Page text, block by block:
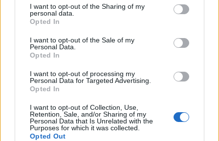
I want to opt-out of the Sharing of my
personal data.
Opted In
I want to opt-out of the Sale of my
Personal Data.
Opted In
I want to opt-out of processing my
Personal Data for Targeted Advertising.
Opted In
I want to opt-out of Collection, Use,
Retention, Sale, and/or Sharing of my
Personal Data that Is Unrelated with the
Purposes for which it was collected.
Opted Out
24 ÓRA LEGOLVASOTTABB
Egyetlen székelyföldi résztvevő lesz a futsal 2.
Ligában
15:07
A Gyergyói VSK az ASA ellen folytatja a kupában
Súlyos veszteség, kilenc hónapra eltiltották a Sepsi
OSK csapatkapitányát
12:18